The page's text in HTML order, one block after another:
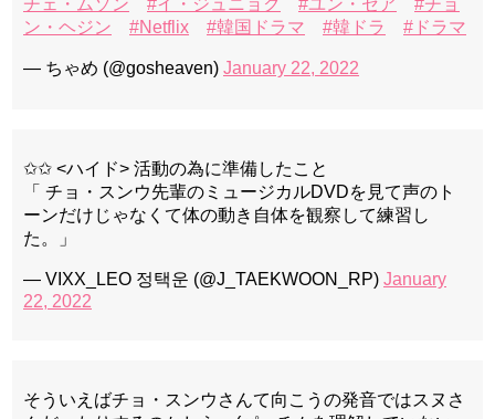
チェ・ムソン #イ・ジュニョク #ユン・セア
#チョ
ン・ヘジン
#Netflix #韓国ドラマ #韓ドラ #ドラマ
— ちゃめ (@gosheaven) January 22, 2022
✩✩ <ハイド> 活動の為に準備したこと
「 チョ・スンウ先輩のミュージカルDVDを見て声のト
ーンだけじゃなくて体の動き自体を観察して練習し
た。」
— VIXX_LEO 정택운 (@J_TAEKWOON_RP) January
22, 2022
そういえばチョ・スンウさんて向こうの発音ではスヌさ